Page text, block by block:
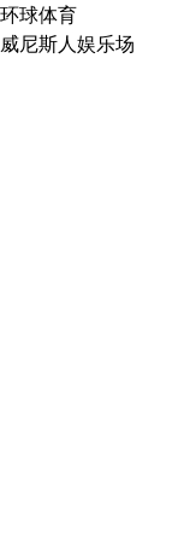
环球体育
威尼斯人娱乐场